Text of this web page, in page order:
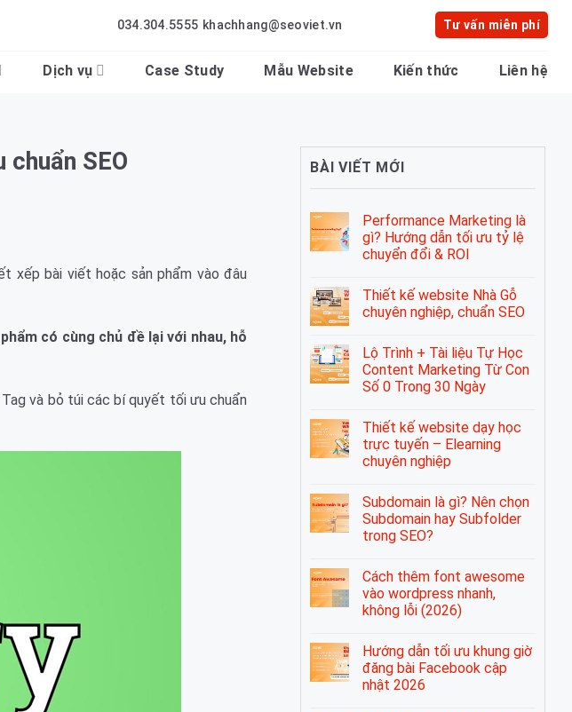
khachhang@seoviet.vn
034.304.5555 Tư vấn miễn phí
Dịch vụ Case Study Mẫu Website Kiến thức Liên hệ
SEO
xếp bài viết hoặc sản phẩm vào đâu
có cùng chủ đề lại với nhau, hỗ
Tag và bỏ túi các bí quyết tối ưu chuẩn
BÀI VIẾT MỚI
Performance Marketing là
gì? Hướng dẫn tối ưu tỷ lệ
chuyển đổi & ROI
Thiết kế website Nhà Gỗ
chuyên nghiệp, chuẩn SEO
Lộ Trình + Tài liệu Tự Học
Content Marketing Từ Con
Số 0 Trong 30 Ngày
Thiết kế website dạy học
trực tuyến – Elearning
chuyên nghiệp
Subdomain là gì? Nên chọn
Subdomain hay Subfolder
trong SEO?
Cách thêm font awesome
vào wordpress nhanh,
không lỗi (2026)
Hướng dẫn tối ưu khung giờ
đăng bài Facebook cập
nhật 2026